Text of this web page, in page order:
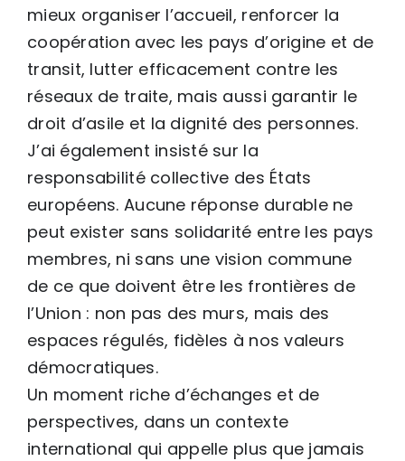
mieux organiser l’accueil, renforcer la
coopération avec les pays d’origine et de
transit, lutter efficacement contre les
réseaux de traite, mais aussi garantir le
droit d’asile et la dignité des personnes.
J’ai également insisté sur la
responsabilité collective des États
européens. Aucune réponse durable ne
peut exister sans solidarité entre les pays
membres, ni sans une vision commune
de ce que doivent être les frontières de
l’Union : non pas des murs, mais des
espaces régulés, fidèles à nos valeurs
démocratiques.
Un moment riche d’échanges et de
perspectives, dans un contexte
international qui appelle plus que jamais